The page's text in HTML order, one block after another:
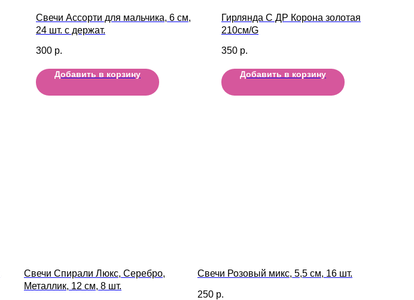
Свечи Ассорти для мальчика, 6 см,
24 шт. с держат.
300 р.
Добавить в корзину
Гирлянда С ДР Корона золотая
210см/G
350 р.
Добавить в корзину
Свечи Спирали Люкс, Серебро,
Металлик, 12 см, 8 шт.
Свечи Розовый микс, 5,5 см, 16 шт.
250 р.